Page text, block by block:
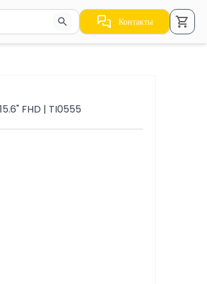
по результатам.
Контакты
FHD | TI0555